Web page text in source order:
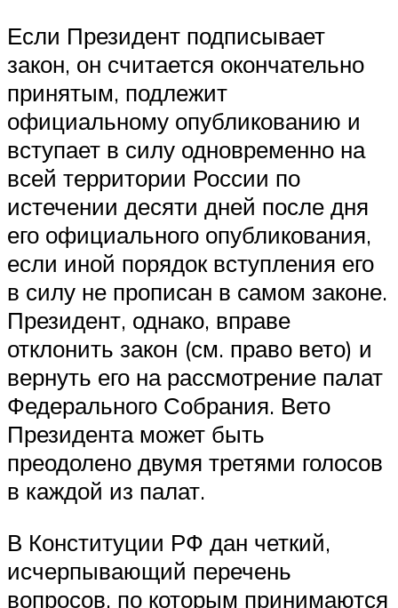
Если Президент подписывает
закон, он считается окончательно
принятым, подлежит
официальному опубликованию и
вступает в силу одновременно на
всей территории России по
истечении десяти дней после дня
его официального опубликования,
если иной порядок вступления его
в силу не прописан в самом законе.
Президент, однако, вправе
отклонить закон (см. право вето) и
вернуть его на рассмотрение палат
Федерального Собрания. Вето
Президента может быть
преодолено двумя третями голосов
в каждой из палат.
В Конституции РФ дан четкий,
исчерпывающий перечень
вопросов, по которым принимаются